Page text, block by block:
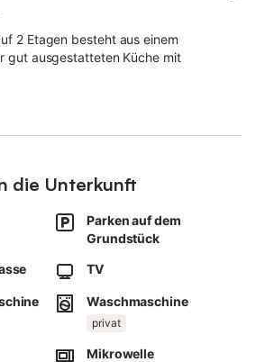
2 Etagen besteht aus einem
gut ausgestatteten Küche mit
überdachten Terrasse.
Restaurant zu Fuß/mit dem Auto:
Café zu Fuß/mit dem Auto: 3,17 km.
Bar zu Fuß/mit dem Auto: 83m.
Supermarkt zu Fuß/mit dem Auto:
Strand zu Fuß/mit dem Auto: 3.20km
die Unterkunft
Parken auf dem
Grundstück
TV
Waschmaschine
privat
Mikrowelle